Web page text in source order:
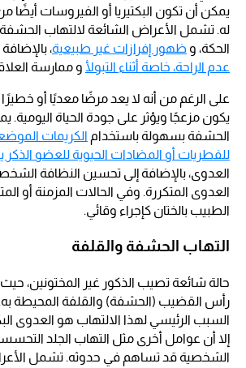
يمكن أن تكون البكتيريا أو الفيروسات أيضًا
له. تشمل الأعراض الشائعة لالتهاب الحشفة
الحكة، و ظهور إفرازات غير طبيعية، بالإضافة
عدم الراحة، خاصة أثناء التبول أ و ممارسة
على الرغم من أنه لا يعد مرضًا معديًا أو خطيرًا
يكون مزعجًا ويؤثر على جودة الحياة اليومية.
الحشفة بسهولة باستخدام الكريمات
للفطريات أو المضادات الحيوية للعضو الذكر ي
العدوى، بالإضافة إلى تحسين النظافة
العدوى المتكررة. وفي الحالات المزمنة أو
الطبيب بالختان كإجراء وقائي.
التهاب الحشفة والقلفة
حالة شائعة تصيب الذكور غير المختونين،
رأس القضيب (الحشفة) والقلفة المحيطة به.
السبب الرئيسي لهذا الالتهاب هو العدوى
إلا أن عوامل أخرى مثل التهاب الجلد
الشخصية قد تساهم في حدوثه. تشمل